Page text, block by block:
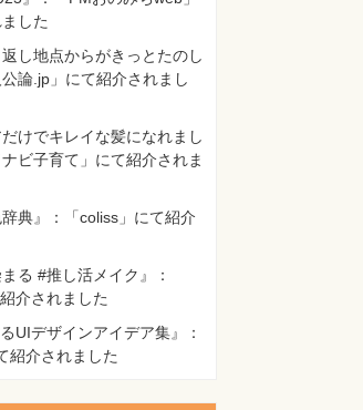
した
返し地点からがきっとたのし
論.jp」にて紹介されまし
だけでキレイな髪になれまし
ビ子育て」にて紹介されま
辞典』：「coliss」にて紹介
まる #推し活メイク』：
介されました
UIデザインアイデア集』：
紹介されました